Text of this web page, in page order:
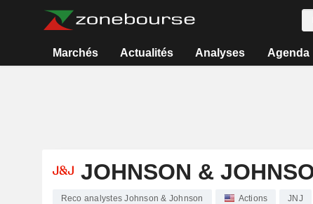
Marchés Actualités Analyses Agenda
JOHNSON &
Reco analystes Johnson & Johnson Actions JNJ